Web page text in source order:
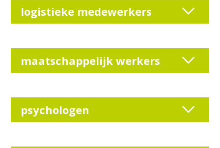
logistieke medewerkers
maatschappelijk werkers
psychologen